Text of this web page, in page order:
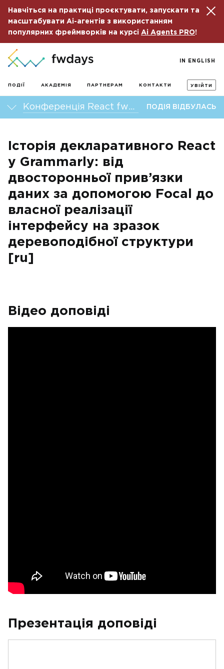
Навчіться на практиці проєктувати, запускати та
масштабувати Ai-агентів з використанням
популярних фреймворків на курсі Ai Agents PRO!
ПОДІЇ АКАДЕМІЯ ПАРТНЕРАМ КОНТАКТИ УВІЙТИ
IN ENGLISH
Конференція React fwdays’21 ПОДІЯ ВІДБУЛАСЬ
Історія декларативного React
у Grammarly: від
двосторонньої прив’язки
даних за допомогою Focal до
власної реалізації
інтерфейсу на зразок
деревоподібної структури
[ru]
Відео доповіді
Презентація доповіді